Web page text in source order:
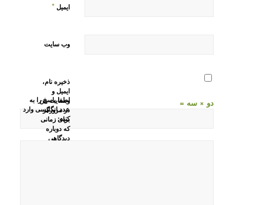
ایمیل *
وب‌ سایت
ذخیره نام،
ایمیل و
وبسایت من
در مرورگر
برای زمانی
که دوباره
دیدگاهی
لطفا پاسخ را به
عدد انگلیسی وارد
کنید:
دو × سه =